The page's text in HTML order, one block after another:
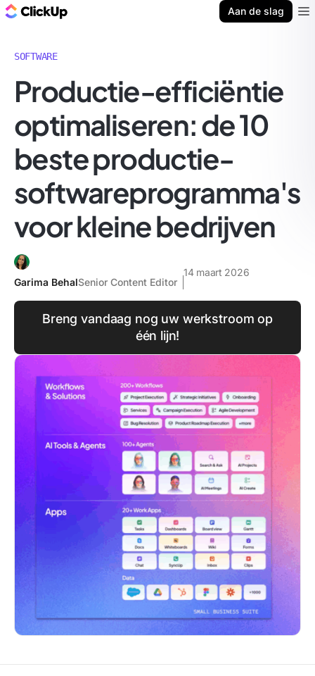
Aan de slag
SOFTWARE
Productie-efficiëntie
optimaliseren: de 10
beste productie-
softwareprogramma's
voor kleine bedrijven
Garima BehalSenior Content Editor
14 maart 2026
Breng vandaag nog uw werkstroom op
één lijn!